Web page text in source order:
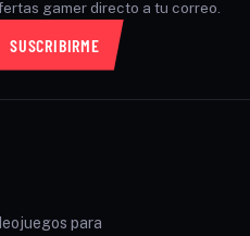
gamer directo a tu correo.
SUSCRIBIRME
para